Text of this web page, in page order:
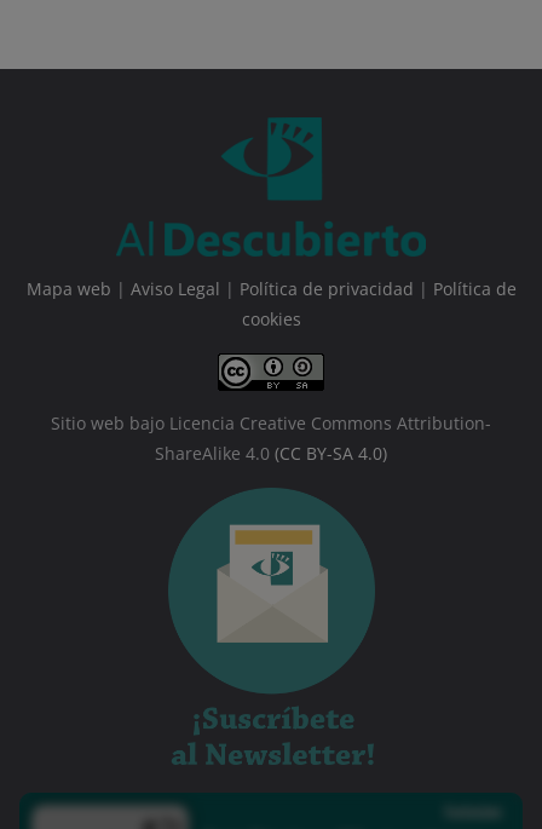
Mapa web | Aviso Legal | Política de privacidad | Política de
cookies
Sitio web bajo Licencia Creative Commons Attribution-
ShareAlike 4.0 (CC BY-SA 4.0)